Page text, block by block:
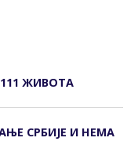
ЖИВОТА
СРБИЈЕ И НЕМА